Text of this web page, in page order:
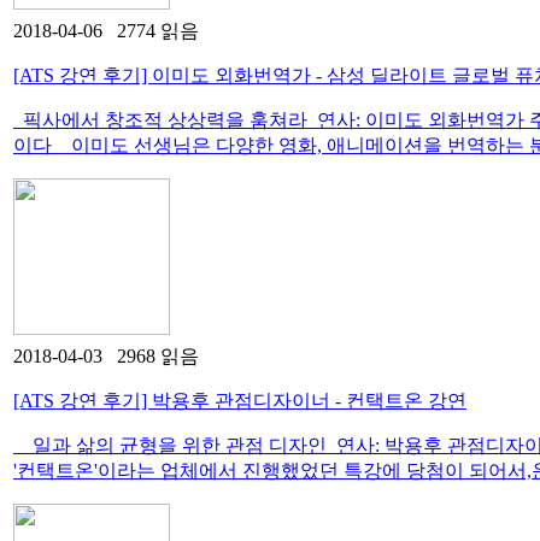
2018-04-06 2774 읽음
[ATS 강연 후기] 이미도 외화번역가 - 삼성 딜라이트 글로벌
픽사에서 창조적 상상력을 훔쳐라 연사: 이미도 외화번역
이다 이미도 선생님은 다양한 영화, 애니메이션을 번역하는
2018-04-03 2968 읽음
[ATS 강연 후기] 박용후 관점디자이너 - 컨택트온 강연
일과 삶의 균형을 위한 관점 디자인 연사: 박용후 관점디
'컨택트온'이라는 업체에서 진행했었던 특강에 당첨이 되어서,